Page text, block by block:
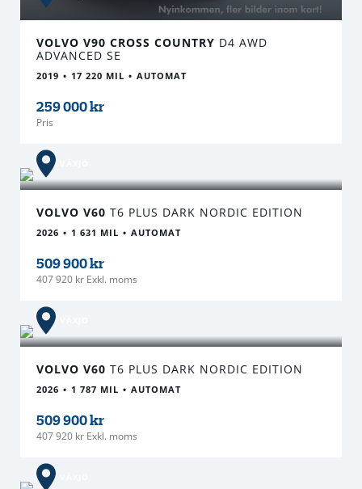
VOLVO V90 CROSS COUNTRY D4 AWD
ADVANCED SE
2019 17 220 MIL AUTOMAT
259 000 kr
Pris
VOLVO V60 T6 PLUS DARK NORDIC EDITION
2026 1 631 MIL AUTOMAT
509 900 kr
407 920 kr Exkl. moms
VOLVO V60 T6 PLUS DARK NORDIC EDITION
2026 1 787 MIL AUTOMAT
509 900 kr
407 920 kr Exkl. moms